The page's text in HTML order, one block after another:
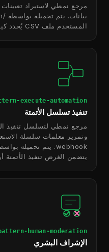
المستخدم ملف CSV يُحدد كيفية تعيين الحقول بين الأنظمة.
execute-automation
تنفيذ تسلسل الأتمتة
مرجع نمطي لتسلسل تنفيذ
وتمرير معلمات سلسلة
يتضمن الغرض تنفيذ الأتمتة
human-moderation
الإشراف البشري